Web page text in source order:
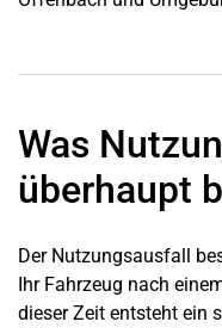
Was
überhaupt
Der Nutzungsausfall
Ihr Fahrzeug nach
dieser Zeit entsteht ein